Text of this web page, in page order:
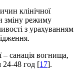
клінічної
зміну режиму
з урахуванням
– санація вогнища,
24-48 год [17].